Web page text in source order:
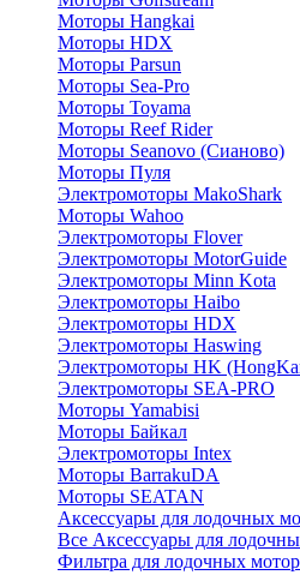
Моторы Hangkai
Моторы HDX
Моторы Parsun
Моторы Sea-Pro
Моторы Toyama
Моторы Reef Rider
Моторы Seanovo (Сианово)
Моторы Пуля
Электромоторы MakoShark
Моторы Wahoo
Электромоторы Flover
Электромоторы MotorGuide
Электромоторы Minn Kota
Электромоторы Haibo
Электромоторы HDX
Электромоторы Haswing
Электромоторы HK
Электромоторы SEA-PRO
Моторы Yamabisi
Моторы Байкал
Электромоторы Intex
Моторы BarrakuDA
Моторы SEATAN
Аксессуары для лодочных
Все Аксессуары для
Фильтра для лодочных